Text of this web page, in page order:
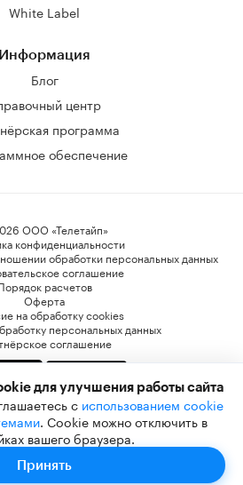
для улучшения работы сайта
с использованием cookie
. Cookie можно отключить в
вашего браузера.
Принять
White Label
Информация
Блог
центр
программа
обеспечение
ООО «Телетайп»
конфиденциальности
обработки персональных данных
соглашение
расчетов
Оферта
на обработку cookies
персональных данных
соглашение
признана экстремистской организацией, и ее
РФ. WhatsApp, Facebook и Instagram являются
и Instagram на территории РФ запрещена.